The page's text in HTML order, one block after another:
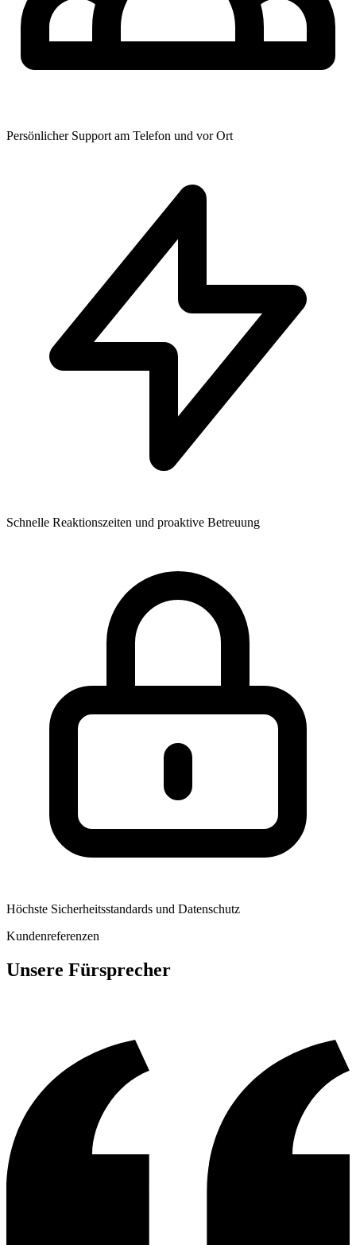
Persönlicher Support am Telefon und vor Ort
Schnelle Reaktionszeiten und proaktive Betreuung
Höchste Sicherheitsstandards und Datenschutz
Kundenreferenzen
Unsere Fürsprecher